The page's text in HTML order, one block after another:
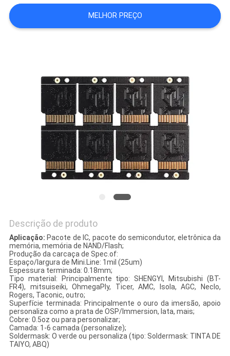
MAPA
DO
PRIVACY
POLICY
MELHOR PREÇO
Descrição de produto
Aplicação: Pacote de IC, pacote do semicondutor, eletrônica da
memória, memória de NAND/Flash;
Produção da carcaça de Spec.of:
Espaço/largura de Mini.Line: 1mil (25um)
Espessura terminada: 0.18mm;
Tipo material: Principalmente tipo: SHENGYI, Mitsubishi (BT-
FR4), mitsuiseiki, OhmegaPly, Ticer, AMC, Isola, AGC, Neclo,
Rogers, Taconic, outro;
Superfície terminada: Principalmente o ouro da imersão, apoio
personaliza como a prata de OSP/Immersion, lata, mais;
Cobre: 0.5oz ou para personalizar;
Camada: 1-6 camada (personalize);
Soldermask: O verde ou personaliza (tipo: Soldermask: TINTA DE
TAIYO, ABQ)